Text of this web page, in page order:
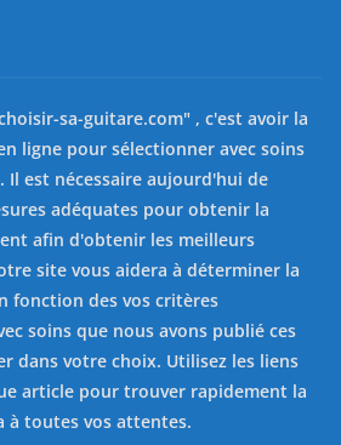
sa-guitare.com" , c'est avoir la
ligne pour sélectionner avec soins
est nécessaire aujourd'hui de
adéquates pour obtenir la
afin d'obtenir les meilleurs
site vous aidera à déterminer la
fonction des vos critères
soins que nous avons publié ces
dans votre choix. Utilisez les liens
article pour trouver rapidement la
à toutes vos attentes.